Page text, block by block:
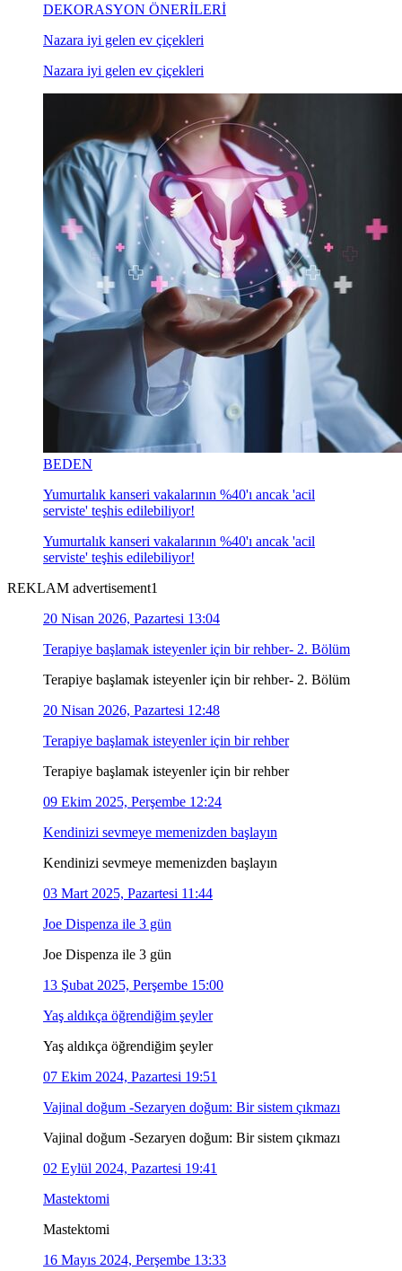
DEKORASYON ÖNERİLERİ
Nazara iyi gelen ev çiçekleri
Nazara iyi gelen ev çiçekleri
BEDEN
Yumurtalık kanseri vakalarının %40'ı ancak 'acil
serviste' teşhis edilebiliyor!
Yumurtalık kanseri vakalarının %40'ı ancak 'acil
serviste' teşhis edilebiliyor!
REKLAM advertisement1
20 Nisan 2026, Pazartesi 13:04
Terapiye başlamak isteyenler için bir rehber- 2. Bölüm
Terapiye başlamak isteyenler için bir rehber- 2. Bölüm
20 Nisan 2026, Pazartesi 12:48
Terapiye başlamak isteyenler için bir rehber
Terapiye başlamak isteyenler için bir rehber
09 Ekim 2025, Perşembe 12:24
Kendinizi sevmeye memenizden başlayın
Kendinizi sevmeye memenizden başlayın
03 Mart 2025, Pazartesi 11:44
Joe Dispenza ile 3 gün
Joe Dispenza ile 3 gün
13 Şubat 2025, Perşembe 15:00
Yaş aldıkça öğrendiğim şeyler
Yaş aldıkça öğrendiğim şeyler
07 Ekim 2024, Pazartesi 19:51
Vajinal doğum -Sezaryen doğum: Bir sistem çıkmazı
Vajinal doğum -Sezaryen doğum: Bir sistem çıkmazı
02 Eylül 2024, Pazartesi 19:41
Mastektomi
Mastektomi
16 Mayıs 2024, Perşembe 13:33